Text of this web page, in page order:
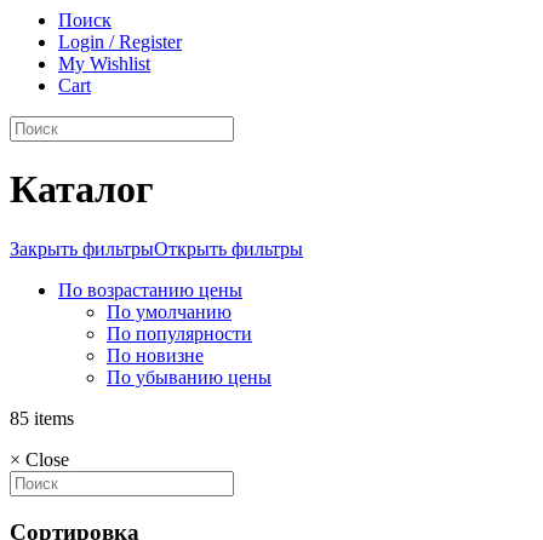
Поиск
Login / Register
My Wishlist
Cart
Каталог
Закрыть фильтрыОткрыть фильтры
По возрастанию цены
По умолчанию
По популярности
По новизне
По убыванию цены
85 items
× Close
Сортировка